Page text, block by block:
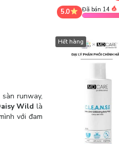
runway,
Wild là
với đam
5.0 Đã bán 14
Hết hàng